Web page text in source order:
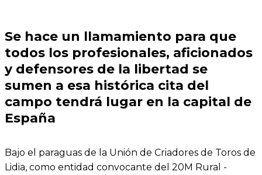
Se hace un llamamiento para que
todos los profesionales, aficionados
y defensores de la libertad se
sumen a esa histórica cita del
campo tendrá lugar en la capital de
España
Bajo el paraguas de la Unión de Criadores de Toros de
Lidia, como entidad convocante del 20M Rural -